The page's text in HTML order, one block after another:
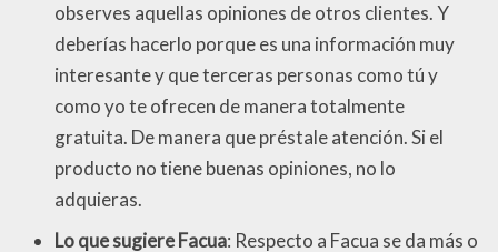
observes aquellas opiniones de otros clientes. Y
deberías hacerlo porque es una información muy
interesante y que terceras personas como tú y
como yo te ofrecen de manera totalmente
gratuita. De manera que préstale atención. Si el
producto no tiene buenas opiniones, no lo
adquieras.
Lo que sugiere Facua: Respecto a Facua se da más o